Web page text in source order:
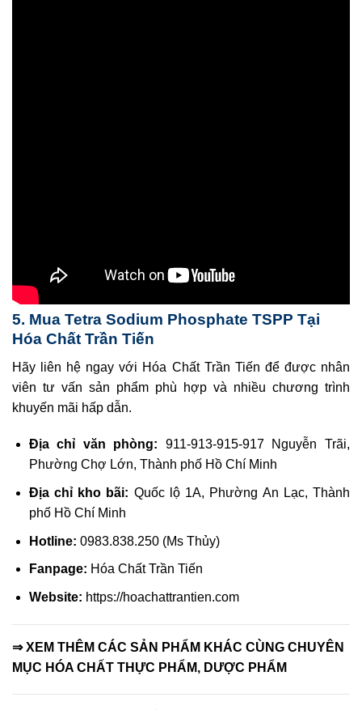
5. Mua Tetra Sodium Phosphate TSPP Tại
Hóa Chất Trần Tiến
Hãy liên hệ ngay với Hóa Chất Trần Tiến để được nhân
viên tư vấn sản phẩm phù hợp và nhiều chương trình
khuyến mãi hấp dẫn.
Địa chỉ văn phòng: 911-913-915-917 Nguyễn Trãi,
Phường Chợ Lớn, Thành phố Hồ Chí Minh
Địa chỉ kho bãi: Quốc lộ 1A, Phường An Lạc, Thành
phố Hồ Chí Minh
Hotline: 0983.838.250 (Ms Thủy)
Fanpage: Hóa Chất Trần Tiến
Website: https://hoachattrantien.com
⇒XEM THÊM CÁC SẢN PHẨM KHÁC CÙNG CHUYÊN
MỤC HÓA CHẤT THỰC PHẨM, DƯỢC PHẨM